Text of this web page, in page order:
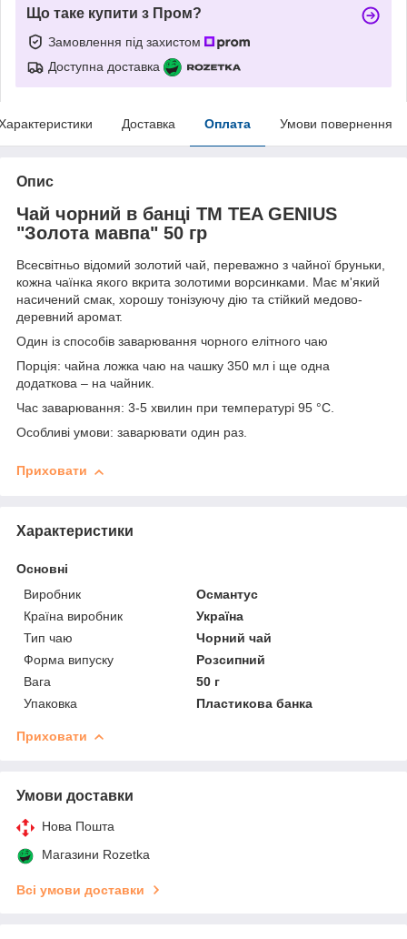
Що таке купити з Пром?
Замовлення під захистом
Доступна доставка
Доставка Оплата Умови повернення
Опис
Чай чорний в банці TM TEA GENIUS
"Золота мавпа" 50 гр
Всесвітньо відомий золотий чай, переважно з чайної бруньки,
кожна чаїнка якого вкрита золотими ворсинками. Має м'який
насичений смак, хорошу тонізуючу дію та стійкий медово-
деревний аромат.
Один із способів заварювання чорного елітного чаю
Порція: чайна ложка чаю на чашку 350 мл і ще одна
додаткова – на чайник.
Час заварювання: 3-5 хвилин при температурі 95 °C.
Особливі умови: заварювати один раз.
Приховати
Характеристики
Основні
Виробник
Османтус
Країна виробник
Україна
Тип чаю
Чорний чай
Форма випуску
Розсипний
Вага
50 г
Упаковка
Пластикова банка
Приховати
Умови доставки
Нова Пошта
Магазини Rozetka
Всі умови доставки